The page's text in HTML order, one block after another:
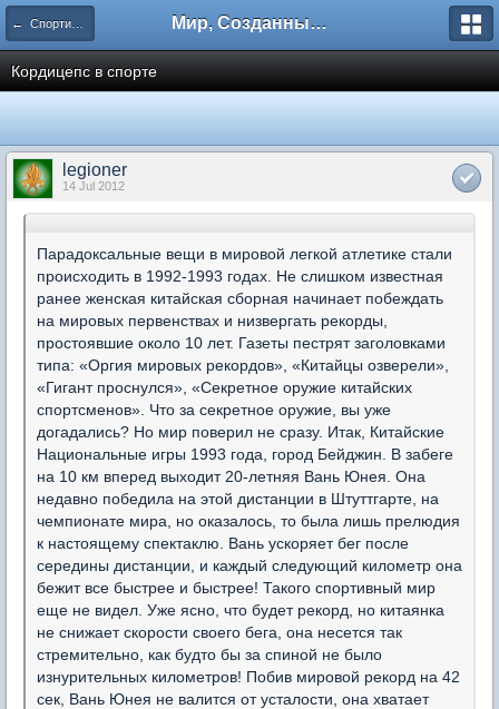
← Спортивная медицина Мир, Созданный Мастером.
Кордицепс в спорте
legioner
14 Jul 2012
Парадоксальные вещи в мировой легкой атлетике стали
происходить в 1992-1993 годах. Не слишком известная
ранее женская китайская сборная начинает побеждать
на мировых первенствах и низвергать рекорды,
простоявшие около 10 лет. Газеты пестрят заголовками
типа: «Оргия мировых рекордов», «Китайцы озверели»,
«Гигант проснулся», «Секретное оружие китайских
спортсменов». Что за секретное оружие, вы уже
догадались? Но мир поверил не сразу. Итак, Китайские
Национальные игры 1993 года, город Бейджин. В забеге
на 10 км вперед выходит 20-летняя Вань Юнея. Она
недавно победила на этой дистанции в Штуттгарте, на
чемпионате мира, но оказалось, то была лишь прелюдия
к настоящему спектаклю. Вань ускоряет бег после
середины дистанции, и каждый следующий километр она
бежит все быстрее и быстрее! Такого спортивный мир
еще не видел. Уже ясно, что будет рекорд, но китаянка
не снижает скорости своего бега, она несется так
стремительно, как будто бы за спиной не было
изнурительных километров! Побив мировой рекорд на 42
сек, Вань Юнея не валится от усталости, она хватает